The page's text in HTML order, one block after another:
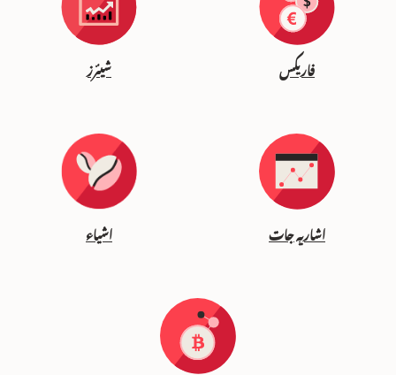
فاریکس شیئرز
اشاریہ جات اشیاء